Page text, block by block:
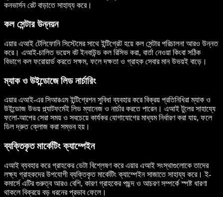
কনভার্সন রেট বাড়াতে সাহায্য করে।
কল সেন্টার উন্নয়ন
এয়ার এআই টেলিফোনি সিস্টেমের সাথে ইন্টিগ্রেট হয়ে কল সেন্টার পরিচালনা আরও উন্নত
করে। এআই-চালিত ভয়েস বট ইনবাউন্ড কল রিসিভ করা, বার্তা নেওয়া কিংবা সঠিক
বিভাগে কল ফরোয়ার্ড করতে সক্ষম, ফলে দক্ষতা ও গ্রাহক সেবার মান উভয়ই বাড়ে।
ম্যাক ও উইন্ডোজে লিড নার্চারিং
এয়ার এআই-এর সিআরএম ইন্টিগ্রেশন সুবিধা ব্যবহার করে বিক্রয় প্রতিনিধিরা ম্যাক ও
উইন্ডোজ উভয় প্ল্যাটফর্মেই লিড ম্যানেজ ও নার্চার করতে পারেন। এআই টুলের সাহায্যে
ফলো-আপের সেরা সময় ও সবচেয়ে কার্যকর যোগাযোগের মাধ্যম নির্ধারণ করা যায়, ফলে
ডিল দ্রুত ক্লোজ করা সম্ভব হয়।
ব্যক্তিকৃত মার্কেটিং ক্যাম্পেইন
এআই ব্যবহার করে গ্রাহকের ডেটা বিশ্লেষণ করে এয়ার এআই সংস্থাগুলোকে তাদের
লক্ষ্য গ্রাহকদের উপযোগী ব্যক্তিকৃত মার্কেটিং ক্যাম্পেইন সাজাতে সাহায্য করে। ই-
কমার্সে এটির গুরুত্ব আরও বেশি, কারণ গ্রাহকের পছন্দ ও আচরণ সম্পর্কে স্পষ্ট ধারণা
থাকলে বিক্রয়ে বড় ধরনের প্রভাব ফেলে।